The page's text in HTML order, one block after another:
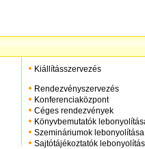
Kiállításszervezés
Rendezvényszervezés
Konferenciaközpont
Céges rendezvények
lebonyolítása
Könyvbemutatók
Szemináriumok lebonyolítása
Sajtótájékoztatók